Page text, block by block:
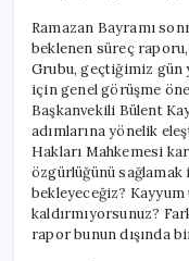
Ramazan Bayramı
beklenen süreç raporu,
Grubu, geçtiğimiz gün
için genel görüşme
Başkanvekili Bülent
adımlarına yönelik
Hakları Mahkemesi
özgürlüğünü sağlamak
bekleyeceğiz? Kayyum
kaldırmıyorsunuz?
rapor bunun dışında